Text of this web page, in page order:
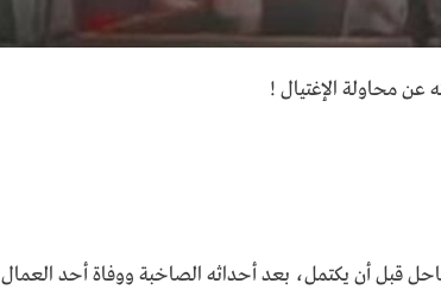
محاولة الإغتيال !
قبل أن يكتمل، بعد أحداثه الصاخبة ووفاة أحد العمال